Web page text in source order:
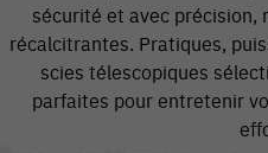
sécurité et avec précision,
récalcitrantes. Pratiques,
scies télescopiques
parfaites pour entretenir